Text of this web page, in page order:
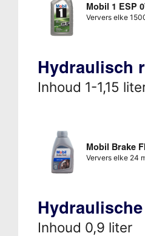
Mobil 1 ESP
Ververs elke
Hydraulisch
Inhoud 1-1,15
Mobil Brake
Ververs elke 24
Inhoud 0,9 liter